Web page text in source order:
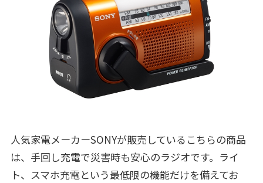
人気家電メーカーSONYが販売しているこちらの商品
は、手回し充電で災害時も安心のラジオです。ライ
ト、スマホ充電という最低限の機能だけを備えてお